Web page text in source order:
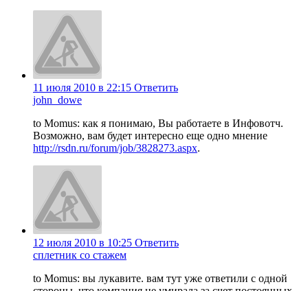
11 июля 2010 в 22:15 Ответить
john_dowe
to Momus: как я понимаю, Вы работаете в Инфовотч.
Возможно, вам будет интересно еще одно мнение
http://rsdn.ru/forum/job/3828273.aspx.
12 июля 2010 в 10:25 Ответить
сплетник со стажем
to Momus: вы лукавите. вам тут уже ответили с одной